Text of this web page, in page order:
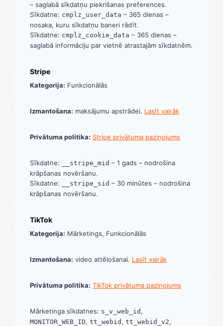
– saglabā sīkdatņu piekrišanas preferences.
Sīkdatne: cmplz_user_data – 365 dienas –
nosaka, kuru sīkdatņu baneri rādīt.
Sīkdatne: cmplz_cookie_data – 365 dienas –
saglabā informāciju par vietnē atrastajām sīkdatnēm.
Stripe
Kategorija: Funkcionālās
Izmantošana: maksājumu apstrādei. Lasīt vairāk
Privātuma politika: Stripe privātuma paziņojums
Sīkdatne: __stripe_mid – 1 gads – nodrošina
krāpšanas novēršanu.
Sīkdatne:
__stripe_sid – 30 minūtes – nodrošina
krāpšanas novēršanu.
TikTok
Kategorija: Mārketings, Funkcionālās
Izmantošana: video attēlošanai. Lasīt vairāk
Privātuma politika: TikTok privātuma paziņojums
Mārketinga sīkdatnes: s_v_web_id ,
MONITOR_WEB_ID, tt_webid , tt_webid_v2,